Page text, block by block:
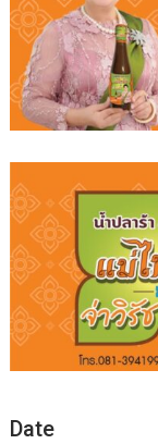
Date